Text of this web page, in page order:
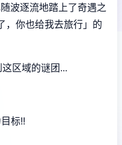
波逐流地踏上了奇遇之
，你也给我去旅行」的
区域的谜团...
标!!